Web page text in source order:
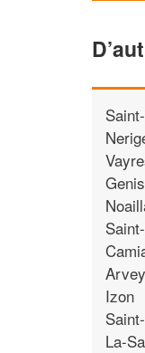
Izon
La-